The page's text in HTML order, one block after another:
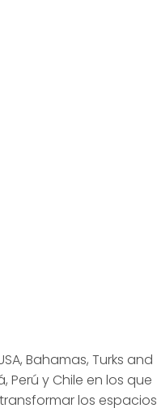
Bahamas, Turks and
Perú y Chile en los que
los espacios